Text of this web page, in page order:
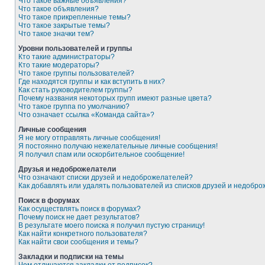
Что такое объявления?
Что такое прикрепленные темы?
Что такое закрытые темы?
Что такое значки тем?
Уровни пользователей и группы
Кто такие администраторы?
Кто такие модераторы?
Что такое группы пользователей?
Где находятся группы и как вступить в них?
Как стать руководителем группы?
Почему названия некоторых групп имеют разные цвета?
Что такое группа по умолчанию?
Что означает ссылка «Команда сайта»?
Личные сообщения
Я не могу отправлять личные сообщения!
Я постоянно получаю нежелательные личные сообщения!
Я получил спам или оскорбительное сообщение!
Друзья и недоброжелатели
Что означают списки друзей и недоброжелателей?
Как добавлять или удалять пользователей из списков друзей и
Поиск в форумах
Как осуществлять поиск в форумах?
Почему поиск не дает результатов?
В результате моего поиска я получил пустую страницу!
Как найти конкретного пользователя?
Как найти свои сообщения и темы?
Закладки и подписки на темы